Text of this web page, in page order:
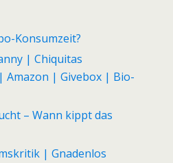
Konsumzeit?
| Chiquitas
Amazon | Givebox | Bio-
– Wann kippt das
| Gnadenlos